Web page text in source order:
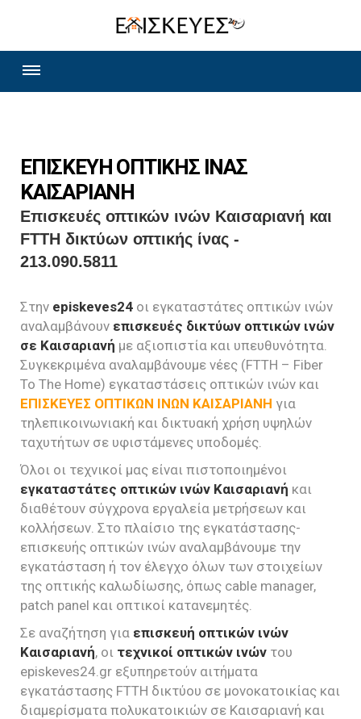
ΕΠΙΣΚΕΥΗ ΟΠΤΙΚΗΣ ΙΝΑΣ
ΚΑΙΣΑΡΙΑΝΗ
Επισκευές οπτικών ινών Καισαριανή και
FTTH δικτύων οπτικής ίνας -
213.090.5811
Στην episkeves24 οι εγκαταστάτες οπτικών ινών
αναλαμβάνουν επισκευές δικτύων οπτικών ινών
σε Καισαριανή με αξιοπιστία και υπευθυνότητα.
Συγκεκριμένα αναλαμβάνουμε νέες (FTTH – Fiber
To The Home) εγκαταστάσεις οπτικών ινών και
ΕΠΙΣΚΕΥΕΣ ΟΠΤΙΚΩΝ ΙΝΩΝ ΚΑΙΣΑΡΙΑΝΗ για
τηλεπικοινωνιακή και δικτυακή χρήση υψηλών
ταχυτήτων σε υφιστάμενες υποδομές.
Όλοι οι τεχνικοί μας είναι πιστοποιημένοι
εγκαταστάτες οπτικών ινών Καισαριανή και
διαθέτουν σύγχρονα εργαλεία μετρήσεων και
κολλήσεων. Στο πλαίσιο της εγκατάστασης-
επισκευής οπτικών ινών αναλαμβάνουμε την
εγκατάσταση ή τον έλεγχο όλων των στοιχείων
της οπτικής καλωδίωσης, όπως cable manager,
patch panel και οπτικοί κατανεμητές.
Σε αναζήτηση για επισκευή οπτικών ινών
Καισαριανή, οι τεχνικοί οπτικών ινών του
episkeves24.gr εξυπηρετούν αιτήματα
εγκατάστασης FTTH δικτύου σε μονοκατοικίας και
διαμερίσματα πολυκατοικιών σε Καισαριανή και